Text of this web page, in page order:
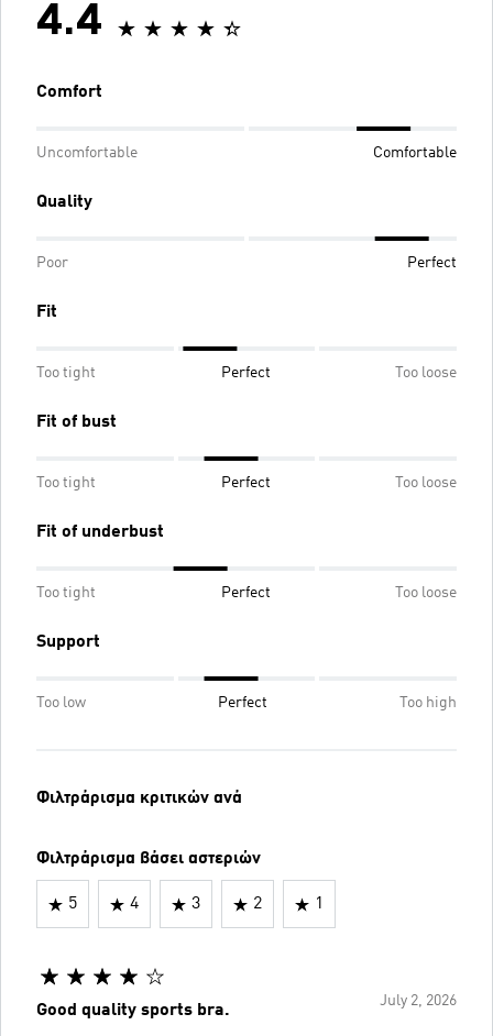
4.4
Comfort
Uncomfortable Comfortable
Quality
Poor Perfect
Fit
Too tight Perfect Too loose
Fit of bust
Too tight Perfect Too loose
Fit of underbust
Too tight Perfect Too loose
Support
Too low Perfect Too high
Φιλτράρισμα κριτικών ανά
Φιλτράρισμα βάσει αστεριών
5 4 3 2 1
July 2, 2026
Good quality sports bra.